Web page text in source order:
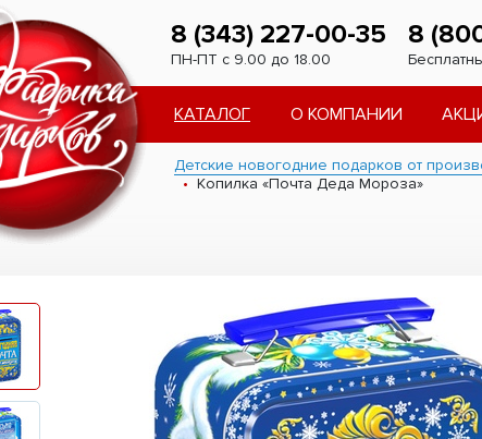
8 (343) 227-00-35
ПН-ПТ с 9.00 до 18.00
8
КАТАЛОГ О КОМПАНИИ
Детские новогодние подарков от
Копилка «Почта Деда Мороза»